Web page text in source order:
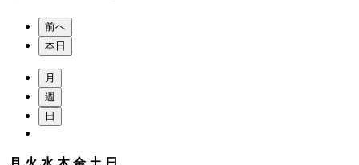
前へ
本日
月
週
日
月 火 水 木 金
土